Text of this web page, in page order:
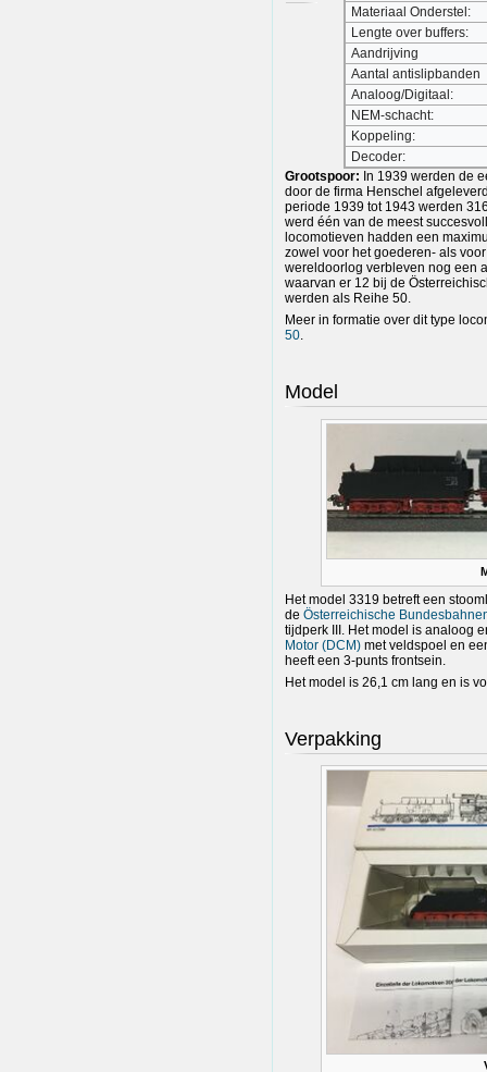
Materiaal Onderstel:
Lengte over buffers:
Aandrijving
Aantal antislipbanden
Analoog/Digitaal:
NEM-schacht:
Koppeling:
Decoder:
Grootspoor: In 1939 werden de
door de firma Henschel
periode 1939 tot 1943 werden
werd één van de meest
locomotieven hadden een
zowel voor het goederen- als
wereldoorlog verbleven nog een
waarvan er 12 bij de
werden als Reihe 50.
Meer in formatie over dit type
50.
Model
Het model 3319 betreft een
de Österreichische
tijdperk III. Het model is analoog
Motor (DCM) met veldspoel en
heeft een 3-punts frontsein.
Het model is 26,1 cm lang en is
Verpakking